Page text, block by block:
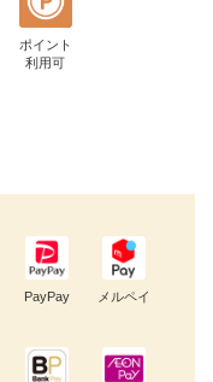
ポイント
利用可
PayPay メルペイ